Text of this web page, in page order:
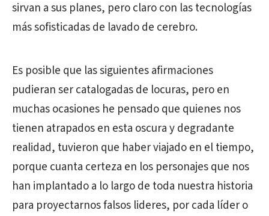
sirvan a sus planes, pero claro con las tecnologías
más sofisticadas de lavado de cerebro.
Es posible que las siguientes afirmaciones
pudieran ser catalogadas de locuras, pero en
muchas ocasiones he pensado que quienes nos
tienen atrapados en esta oscura y degradante
realidad, tuvieron que haber viajado en el tiempo,
porque cuanta certeza en los personajes que nos
han implantado a lo largo de toda nuestra historia
para proyectarnos falsos lideres, por cada líder o